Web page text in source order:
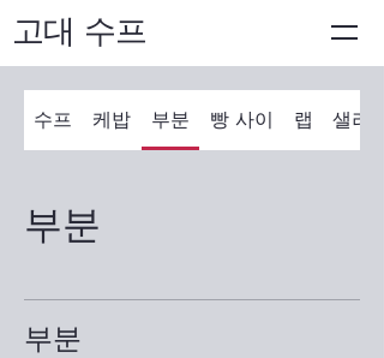
고대 수프
수프 케밥 부분 빵 사이 랩 샐러드
부분
부분